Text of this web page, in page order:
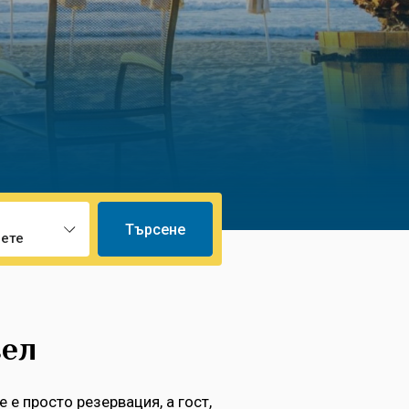
Търсене
просто резервация, а гост,